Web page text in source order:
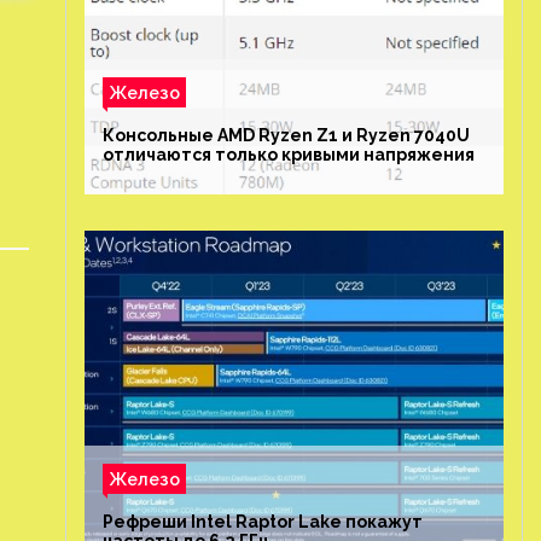
Железо
Консольные AMD Ryzen Z1 и Ryzen 7040U
отличаются только кривыми напряжения
Железо
Рефреши Intel Raptor Lake покажут